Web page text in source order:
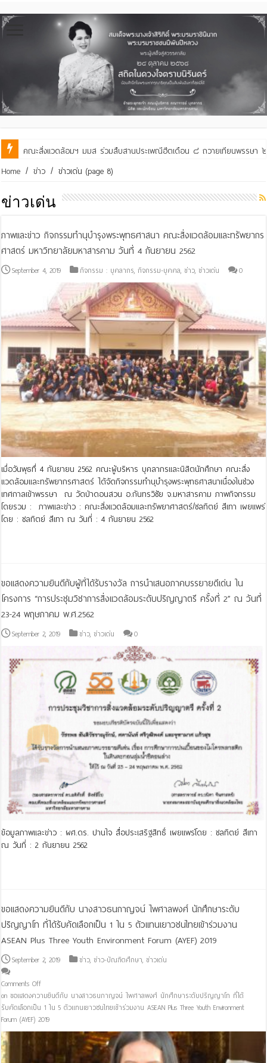
คณะสิ่งแวดล้อมฯ มมส ร่วมสืบสานประเพณีฮีตเดือน ๘ ถวายเทียนพรรษา ๒
คณะสิ่งแวดล้อมฯ มมส ร่วมต้อนรับและแลกเปลี่ยนเรียนรู้กับบัณฑิตวิทยาลัย ใน
Home / ข่าว / ข่าวเด่น (page 8)
ข่าวเด่น
ภาพและข่าว กิจกรรมทำนุบำรุงพระพุทธศาสนา คณะสิ่งแวดล้อมและทรัพยากร
ศาสตร์ มหาวิทยาลัยมหาสารคาม วันที่ 4 กันยายน 2562
September 4, 2019 กิจกรรม : บุคลากร,กิจกรรม-บุคคล,ข่าว,ข่าวเด่น 0
เมื่อวันพุธทืี่ 4 กันยายน 2562 คณะผู้บริหาร บุคลากรและนิสิตนักศึกษา คณะสิ่ง
แวดล้อมและทรัพยากรศาสตร์ ได้จัดกิจกรรมทำนุบำรุงพระพุทธศาสนาเนื่องในช่วง
เทศกาลเข้าพรรษา ณ วัดป่าดอนสวน อ.กันทรวิชัย จ.มหาสารคาม ภาพกิจกรรม
โดยรวม : ภาพและข่าว : คณะสิ่งแวดล้อมและทรัพยาศาสตร์/ชลทิตย์ สีเทา เผยแพร่
โดย : ชลทิตย์ สีเทา ณ วันที่ : 4 กันยายน 2562
ขอแสดงความยินดีกับผู้ที่ได้รับรางวัล การนำเสนอภาคบรรยายดีเด่น ใน
โครงการ “การประชุมวิชาการสิ่งแวดล้อมระดับปริญญาตรี ครั้งที่ 2” ณ วันที่
23-24 พฤษภาคม พ.ศ.2562
September 2, 2019 ข่าว,ข่าวเด่น 0
ข้อมูลภาพและข่าว : ผศ.ดร. ปานใจ สื่อประเสริฐสิทธิ์ เผยแพร่โดย : ชลทิตย์ สีเทา
ณ วันที่ : 2 กันยายน 2562
ขอแสดงความยินดีกับ นางสาวธนกาญจน์ ไพศาลพงศ์ นักศึกษาระดับ
ปริญญาโท ที่ได้รับคัดเลือกเป็น 1 ใน 5 ตัวแทนเยาวชนไทยเข้าร่วมงาน
ASEAN Plus Three Youth Environment Forum (AYEF) 2019
September 2, 2019 ข่าว,ข่าว-บัณฑิตศึกษา,ข่าวเด่น
Comments Off
on ขอแสดงความยินดีกับ นางสาวธนกาญจน์ ไพศาลพงศ์ นักศึกษาระดับปริญญาโท ที่ได้
รับคัดเลือกเป็น 1 ใน 5 ตัวแทนเยาวชนไทยเข้าร่วมงาน ASEAN Plus Three Youth Environment
Forum (AYEF) 2019